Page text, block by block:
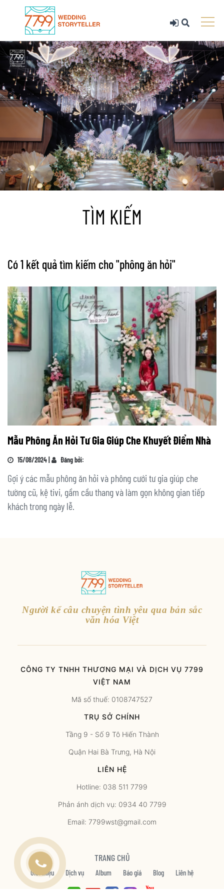
TÌM KIẾM
Có 1 kết quả tìm kiếm cho "phông ăn hỏi"
Mẫu Phông Ăn Hỏi Tư Gia Giúp Che Khuyết Điểm Nhà
15/08/2024 | Đăng bởi:
Gợi ý các mẫu phông ăn hỏi và phông cưới tư gia giúp che
tường cũ, kệ tivi, gầm cầu thang và làm gọn không gian tiếp
khách trong ngày lễ.
Người kể câu chuyện tình yêu qua bản sắc
văn hóa Việt
CÔNG TY TNHH THƯƠNG MẠI VÀ DỊCH VỤ 7799
VIỆT NAM
Mã số thuế: 0108747527
TRỤ SỞ CHÍNH
Tầng 9 - Số 9 Tô Hiến Thành
Quận Hai Bà Trưng, Hà Nội
LIÊN HỆ
Hotline: 038 511 7799
Phản ánh dịch vụ: 0934 40 7799
Email: 7799wst@gmail.com
TRANG CHỦ
Giới thiệu Dịch vụ Album Báo giá Blog Liên hệ